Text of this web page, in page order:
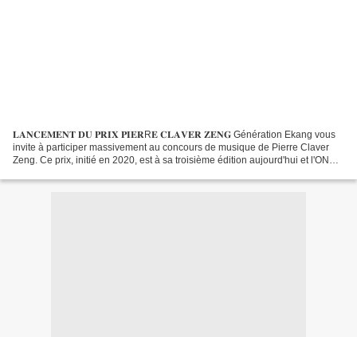
𝐋𝐀𝐍𝐂𝐄𝐌𝐄𝐍𝐓 𝐃𝐔 𝐏𝐑𝐈𝐗 𝐏𝐈𝐄𝐑R𝐄 𝐂𝐋𝐀𝐕𝐄𝐑 𝐙𝐄𝐍𝐆 Génération Ekang vous
invite à participer massivement au concours de musique de Pierre Claver
Zeng. Ce prix, initié en 2020, est à sa troisième édition aujourd'hui et l'ONG